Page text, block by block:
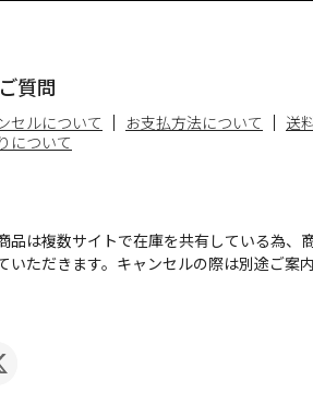
質問
セルについて お支払方法について
送
について
品は複数サイトで在庫を共有している為、
いただきます。キャンセルの際は別途ご案